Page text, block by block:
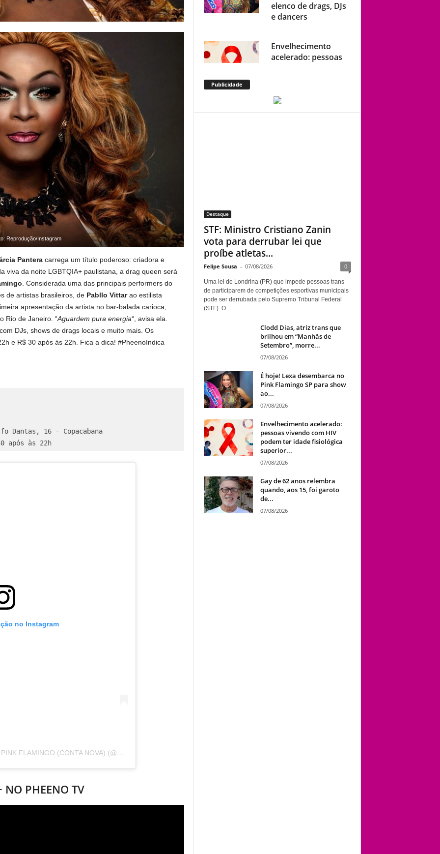
Reprodução/Instagram
Panteracarrega um título poderoso: criadora e
viva da noite LGBTQIA+ paulistana, a drag queen será
. Considerada uma das principais performers do
de artistas brasileiros, de Pabllo Vittarao estilista
apresentação da artista no bar-balada carioca,
Rio de Janeiro. “Aguardem pura energia“, avisa ela.
DJs, shows de drags locais e muito mais. Os
e R$ 30 após às 22h. Fica a dica! #PheenoIndica
Dantas, 16 - Copacabana
após às 22h
no Instagram
UMA PUBLICAÇÃO PARTILHADA POR PINK FLAMINGO (CONTA NOVA) (@PINKFLAMINGORJ)
NO PHEENO TV
elenco de drags, DJs
e dancers
Envelhecimento
acelerado: pessoas
real, aponta relatório
internacional
STF: Ministro
Cristiano Zanin vota
para derrubar lei que
proíbe atletas
transgênero em
competições de
Londrina
Publicidade
Destaque
STF: Ministro Cristiano Zanin
vota para derrubar lei que
proíbe atletas...
Felipe Sousa - 07/08/2026 0
Uma lei de Londrina (PR) que impede pessoas trans
de participarem de competições esportivas municipais
pode ser derrubada pelo Supremo Tribunal Federal
(STF). O...
Clodd Dias, atriz trans que
brilhou em “Manhãs de
Setembro”, morre...
07/08/2026
É hoje! Lexa desembarca no
Pink Flamingo SP para show
ao...
07/08/2026
Envelhecimento acelerado:
pessoas vivendo com HIV
podem ter idade fisiológica
superior...
07/08/2026
Gay de 62 anos relembra
quando, aos 15, foi garoto
de...
07/08/2026